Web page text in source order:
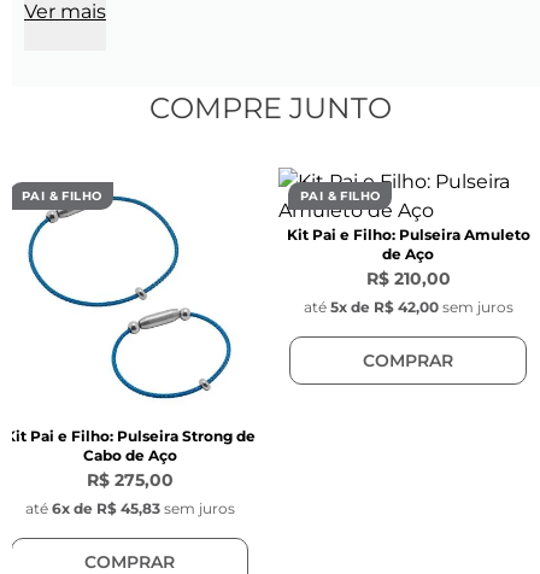
Tamanho:
4 mm
Fecho: S de pressão
Material:
Fio em cetim com detalhes em aço
inoxidável.
Bordô
Pingente tag
Ver mais
COMPRE JUNTO
PAI & FILHO
Kit Pai e Filho: Pulseira Strong de
Cabo de Aço
R$ 275,00
até 6x de R$ 45,83 sem juros
COMPRAR
PAI & FILHO
Kit Pai e Filho: Pulseira Amuleto
de Aço
R$ 210,00
até 5x de R$ 42,00 sem juros
COMPRAR